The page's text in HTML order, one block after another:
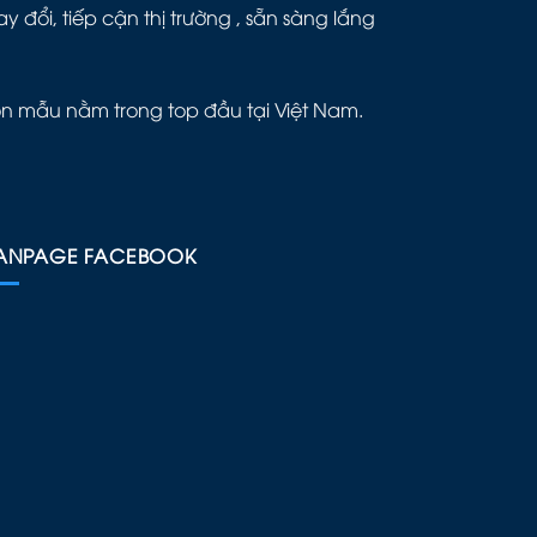
đổi, tiếp cận thị trường , sẵn sàng lắng
mẫu nằm trong top đầu tại Việt Nam.
FACEBOOK